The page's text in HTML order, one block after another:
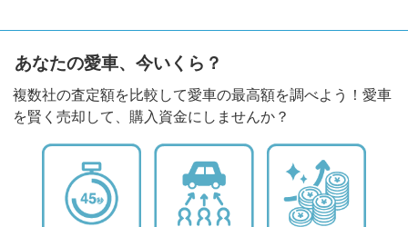
あなたの愛車、今いくら？
複数社の査定額を比較して愛車の最高額を調べよう！愛車
を賢く売却して、購入資金にしませんか？